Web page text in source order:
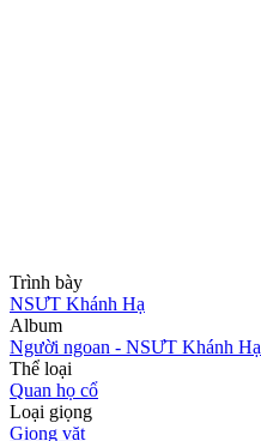
Trình bày
NSƯT Khánh Hạ
Album
Người ngoan - NSƯT Khánh Hạ
Thể loại
Quan họ cổ
Loại giọng
Giọng vặt